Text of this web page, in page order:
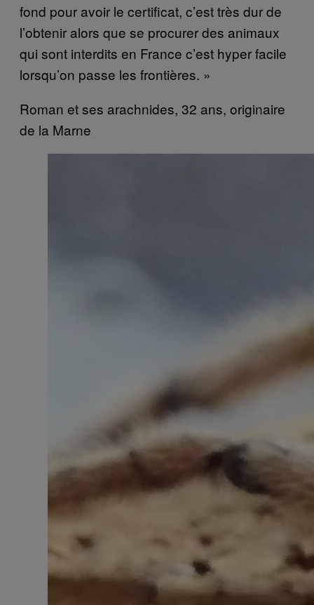
fond pour avoir le certificat, c’est très dur de
l’obtenir alors que se procurer des animaux
qui sont interdits en France c’est hyper facile
lorsqu’on passe les frontières. »
Roman et ses arachnides, 32 ans, originaire
de la Marne